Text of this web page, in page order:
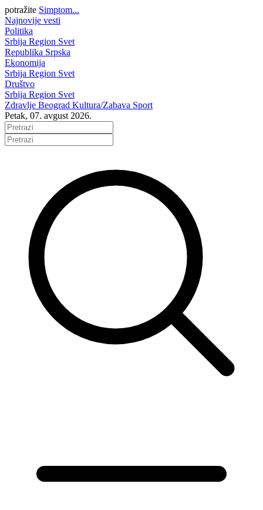
potražite Simptom...
Najnovije vesti
Politika
Srbija Region Svet
Republika Srpska
Ekonomija
Srbija Region Svet
Društvo
Srbija Region Svet
Zdravlje Beograd Kultura/Zabava Sport
Petak, 07. avgust 2026.